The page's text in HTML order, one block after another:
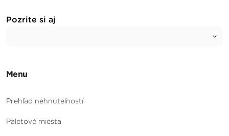
Pozrite si aj
Menu
Prehľad nehnuteľností
Paletové miesta